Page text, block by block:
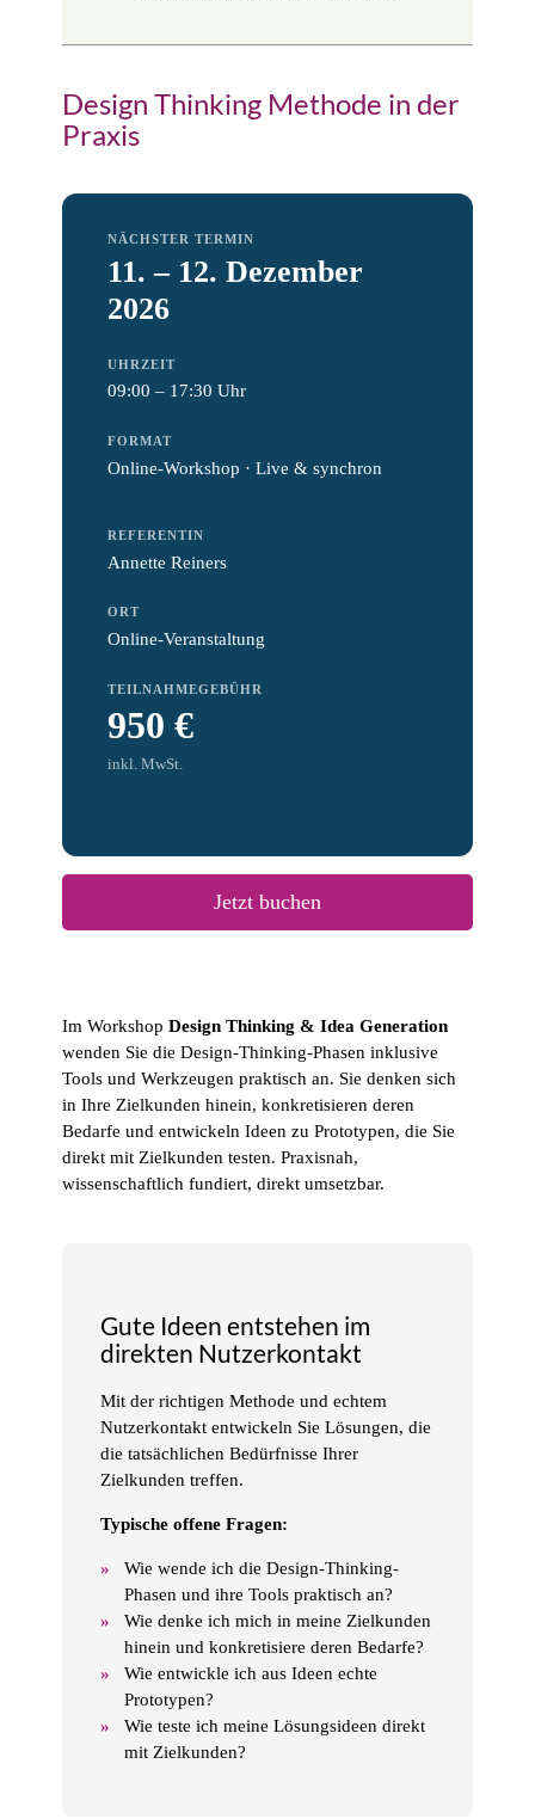
Design Thinking Methode in der
Praxis
NÄCHSTER TERMIN
11. – 12. Dezember
2026
UHRZEIT
09:00 – 17:30 Uhr
FORMAT
Online-Workshop · Live & synchron
REFERENTIN
Annette Reiners
ORT
Online-Veranstaltung
TEILNAHMEGEBÜHR
950 €
inkl. MwSt.
Jetzt buchen
Im WorkshopDesign Thinking & Idea Generation
wenden Sie die Design-Thinking-Phasen inklusive
Tools und Werkzeugen praktisch an. Sie denken sich
in Ihre Zielkunden hinein, konkretisieren deren
Bedarfe und entwickeln Ideen zu Prototypen, die Sie
direkt mit Zielkunden testen. Praxisnah,
wissenschaftlich fundiert, direkt umsetzbar.
Gute Ideen entstehen im
direkten Nutzerkontakt
Mit der richtigen Methode und echtem
Nutzerkontakt entwickeln Sie Lösungen, die
die tatsächlichen Bedürfnisse Ihrer
Zielkunden treffen.
Typische offene Fragen:
Wie wende ich die Design-Thinking-
Phasen und ihre Tools praktisch an?
Wie denke ich mich in meine Zielkunden
hinein und konkretisiere deren Bedarfe?
Wie entwickle ich aus Ideen echte
Prototypen?
Wie teste ich meine Lösungsideen direkt
mit Zielkunden?